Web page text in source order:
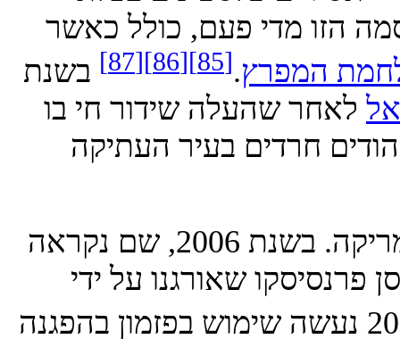
המפרץ.
[85]
[86]
[87]
בשנת
שהעלה שידור חי בו
חרדים בעיר העתיקה
במאה ה-21 הסיסמה התפשטה לצפון אמריקה. בשנת 2006, שם נקראה
שאורגנו על ידי
2009 נעשה שימוש בפזמון בהפגנה